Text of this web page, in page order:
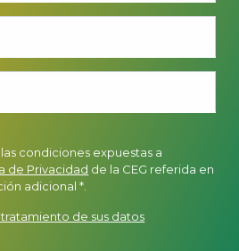
condiciones expuestas a
de Privacidad de la CEG referida en
adicional *.
de sus datos